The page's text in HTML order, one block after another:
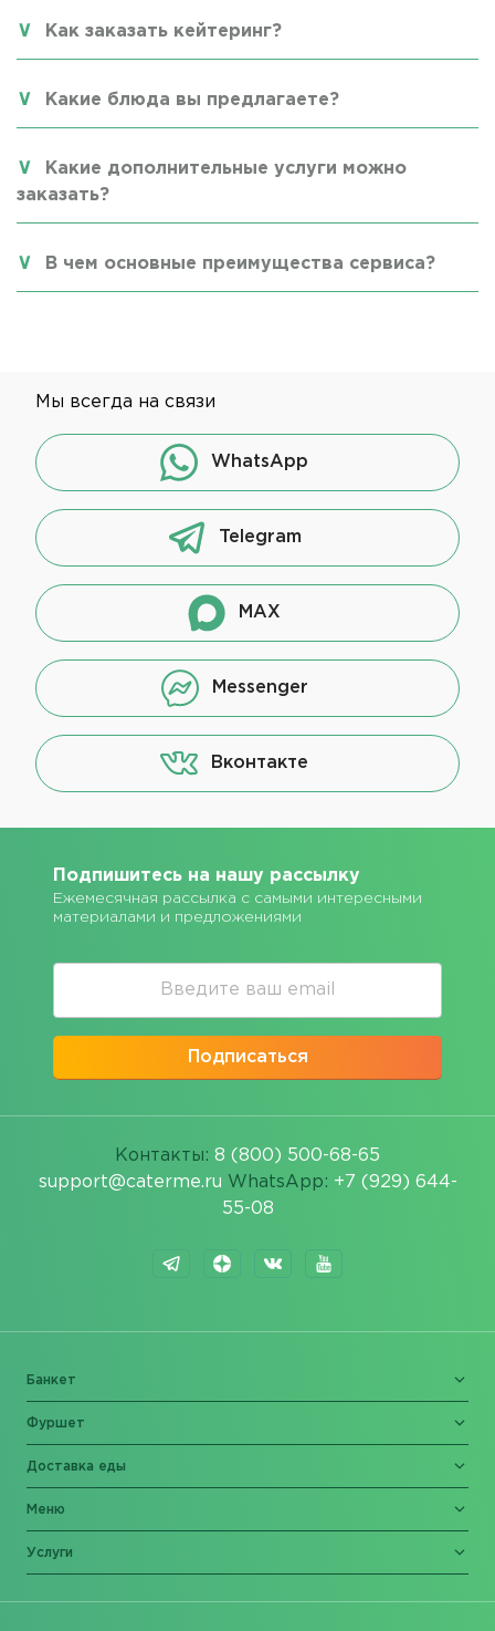
Как заказать кейтеринг?
Какие блюда вы предлагаете?
Какие дополнительные услуги можно
заказать?
В чем основные преимущества сервиса?
Мы всегда на связи
WhatsApp
Telegram
MAX
Messenger
Вконтакте
Подпишитесь на нашу рассылку
Ежемесячная рассылка с самыми интересными
материалами и предложениями
Подписаться
Контакты: 8 (800) 500-68-65
support@caterme.ru WhatsApp: +7 (929) 644-
55-08
Банкет
Фуршет
Доставка еды
Меню
Услуги